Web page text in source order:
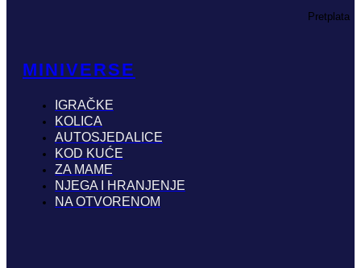
Pretplata
MINIVERSE
IGRAČKE
KOLICA
AUTOSJEDALICE
KOD KUĆE
ZA MAME
NJEGA I HRANJENJE
NA OTVORENOM